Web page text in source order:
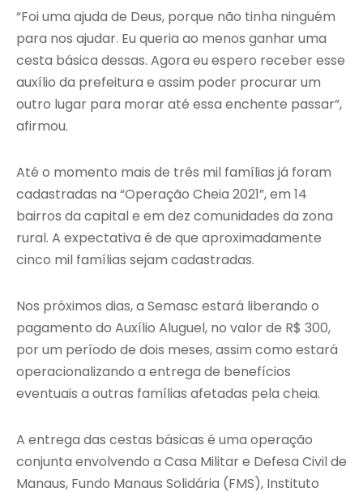
“Foi uma ajuda de Deus, porque não tinha ninguém
para nos ajudar. Eu queria ao menos ganhar uma
cesta básica dessas. Agora eu espero receber esse
auxílio da prefeitura e assim poder procurar um
outro lugar para morar até essa enchente passar”,
afirmou.
Até o momento mais de três mil famílias já foram
cadastradas na “Operação Cheia 2021”, em 14
bairros da capital e em dez comunidades da zona
rural. A expectativa é de que aproximadamente
cinco mil famílias sejam cadastradas.
Nos próximos dias, a Semasc estará liberando o
pagamento do Auxílio Aluguel, no valor de R$ 300,
por um período de dois meses, assim como estará
operacionalizando a entrega de benefícios
eventuais a outras famílias afetadas pela cheia.
A entrega das cestas básicas é uma operação
conjunta envolvendo a Casa Militar e Defesa Civil de
Manaus, Fundo Manaus Solidária (FMS), Instituto